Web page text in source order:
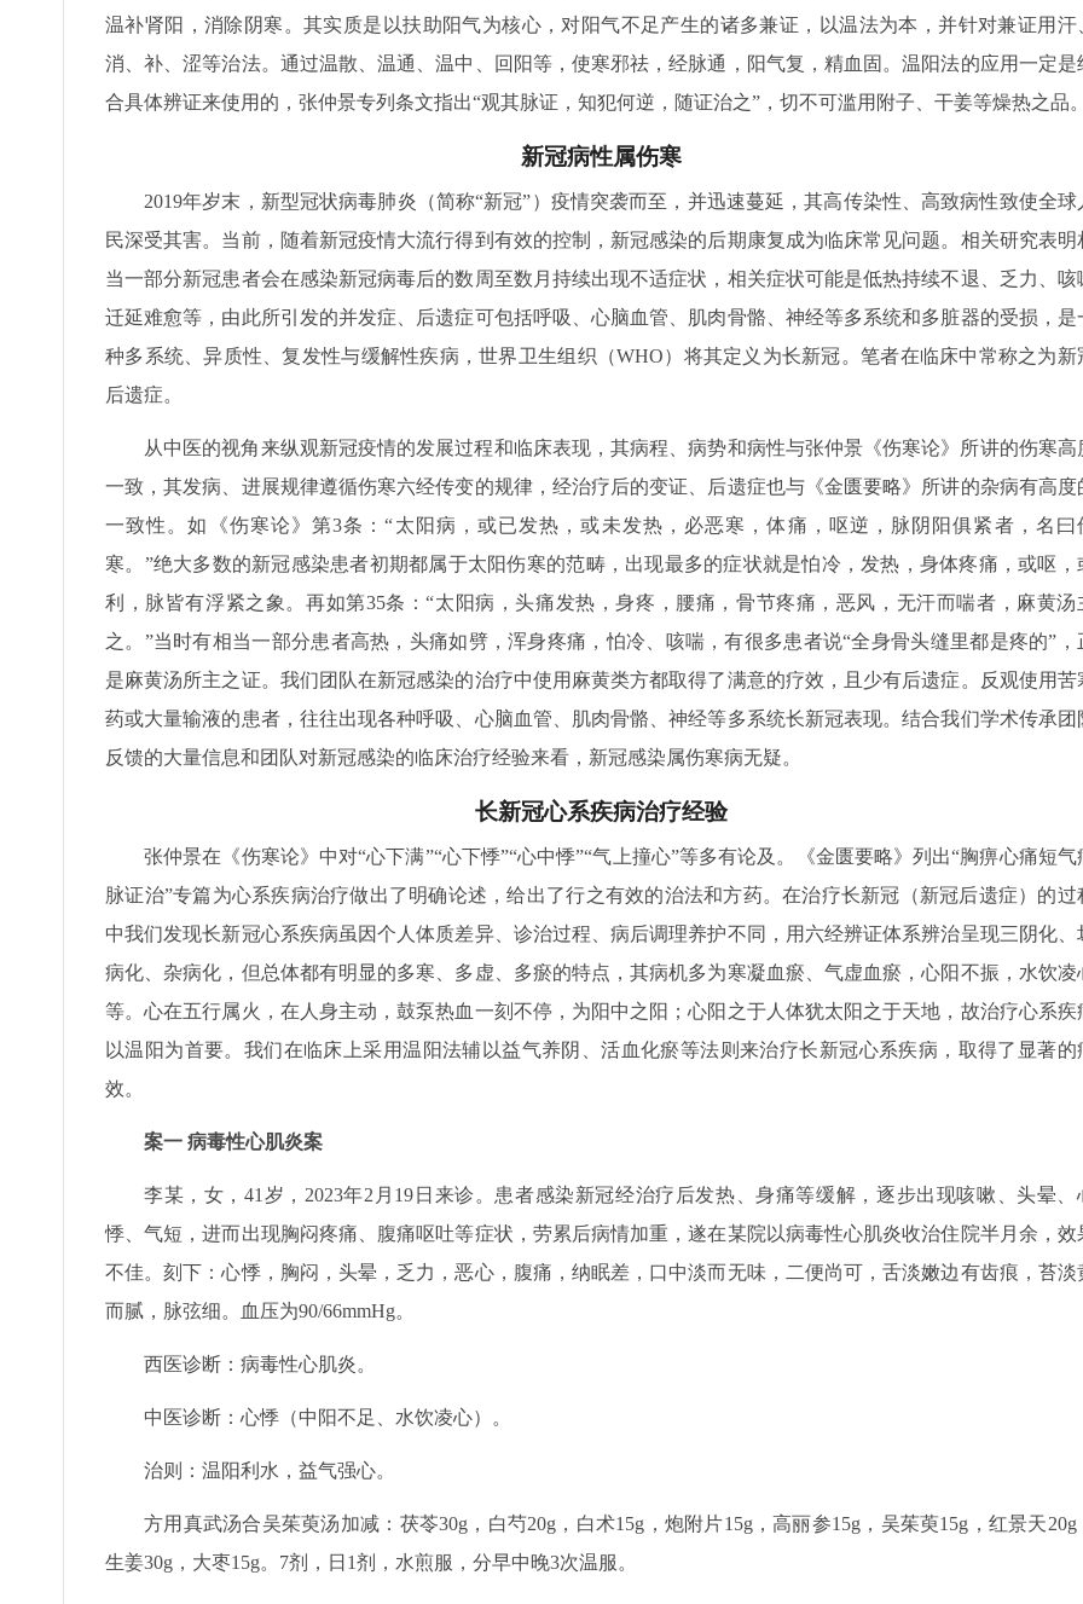
温补肾阳，消除阴寒。其实质是以扶助阳气为核心，对阳气不足产生的诸多兼证，以温法为本，并针对兼证用汗
消、补、涩等治法。通过温散、温通、温中、回阳等，使寒邪祛，经脉通，阳气复，精血固。温阳法的应用一定是
合具体辨证来使用的，张仲景专列条文指出“观其脉证，知犯何逆，随证治之”，切不可滥用附子、干姜等燥热之品。
新冠病性属伤寒
2019年岁末，新型冠状病毒肺炎（简称“新冠”）疫情突袭而至，并迅速蔓延，其高传染性、高致病性致使全球
民深受其害。当前，随着新冠疫情大流行得到有效的控制，新冠感染的后期康复成为临床常见问题。相关研究表明
当一部分新冠患者会在感染新冠病毒后的数周至数月持续出现不适症状，相关症状可能是低热持续不退、乏力、咳
迁延难愈等，由此所引发的并发症、后遗症可包括呼吸、心脑血管、肌肉骨骼、神经等多系统和多脏器的受损，是
种多系统、异质性、复发性与缓解性疾病，世界卫生组织（WHO）将其定义为长新冠。笔者在临床中常称之为新
后遗症。
从中医的视角来纵观新冠疫情的发展过程和临床表现，其病程、病势和病性与张仲景《伤寒论》所讲的伤寒高
一致，其发病、进展规律遵循伤寒六经传变的规律，经治疗后的变证、后遗症也与《金匮要略》所讲的杂病有高度
一致性。如《伤寒论》第3条：“太阳病，或已发热，或未发热，必恶寒，体痛，呕逆，脉阴阳俱紧者，名曰
寒。”绝大多数的新冠感染患者初期都属于太阳伤寒的范畴，出现最多的症状就是怕冷，发热，身体疼痛，或呕，
利，脉皆有浮紧之象。再如第35条：“太阳病，头痛发热，身疼，腰痛，骨节疼痛，恶风，无汗而喘者，麻黄汤
之。”当时有相当一部分患者高热，头痛如劈，浑身疼痛，怕冷、咳喘，有很多患者说“全身骨头缝里都是疼的”，
是麻黄汤所主之证。我们团队在新冠感染的治疗中使用麻黄类方都取得了满意的疗效，且少有后遗症。反观使用苦
药或大量输液的患者，往往出现各种呼吸、心脑血管、肌肉骨骼、神经等多系统长新冠表现。结合我们学术传承团
反馈的大量信息和团队对新冠感染的临床治疗经验来看，新冠感染属伤寒病无疑。
长新冠心系疾病治疗经验
张仲景在《伤寒论》中对“心下满”“心下悸”“心中悸”“气上撞心”等多有论及。《金匮要略》列出“胸痹心痛短气
脉证治”专篇为心系疾病治疗做出了明确论述，给出了行之有效的治法和方药。在治疗长新冠（新冠后遗症）的过
中我们发现长新冠心系疾病虽因个人体质差异、诊治过程、病后调理养护不同，用六经辨证体系辨治呈现三阴化、
病化、杂病化，但总体都有明显的多寒、多虚、多瘀的特点，其病机多为寒凝血瘀、气虚血瘀，心阳不振，水饮凌
等。心在五行属火，在人身主动，鼓泵热血一刻不停，为阳中之阳；心阳之于人体犹太阳之于天地，故治疗心系疾
以温阳为首要。我们在临床上采用温阳法辅以益气养阴、活血化瘀等法则来治疗长新冠心系疾病，取得了显著的
效。
案一 病毒性心肌炎案
李某，女，41岁，2023年2月19日来诊。患者感染新冠经治疗后发热、身痛等缓解，逐步出现咳嗽、头晕、
悸、气短，进而出现胸闷疼痛、腹痛呕吐等症状，劳累后病情加重，遂在某院以病毒性心肌炎收治住院半月余，效
不佳。刻下：心悸，胸闷，头晕，乏力，恶心，腹痛，纳眠差，口中淡而无味，二便尚可，舌淡嫩边有齿痕，苔淡
而腻，脉弦细。血压为90/66mmHg。
西医诊断：病毒性心肌炎。
中医诊断：心悸（中阳不足、水饮凌心）。
治则：温阳利水，益气强心。
方用真武汤合吴茱萸汤加减：茯苓30g，白芍20g，白术15g，炮附片15g，高丽参15g，吴茱萸15g，红景天20g
生姜30g，大枣15g。7剂，日1剂，水煎服，分早中晚3次温服。